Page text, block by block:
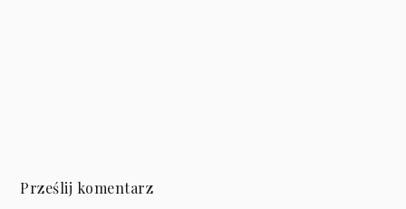
Prześlij komentarz